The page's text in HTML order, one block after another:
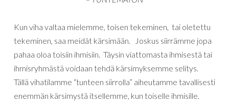
Kun viha valtaa mielemme, toisen tekeminen, tai oletettu
tekeminen, saa meidät kärsimään. Joskus siirrämme jopa
pahaa oloa toisiin ihmisiin. Täysin viattomasta ihmisestä tai
ihmisryhmästä voidaan tehdä kärsimyksemme selitys.
Tällä vihatilamme “tunteen siirrolla” aiheutamme tavallisesti
enemmän kärsimystä itsellemme, kun toiselle ihmisille.